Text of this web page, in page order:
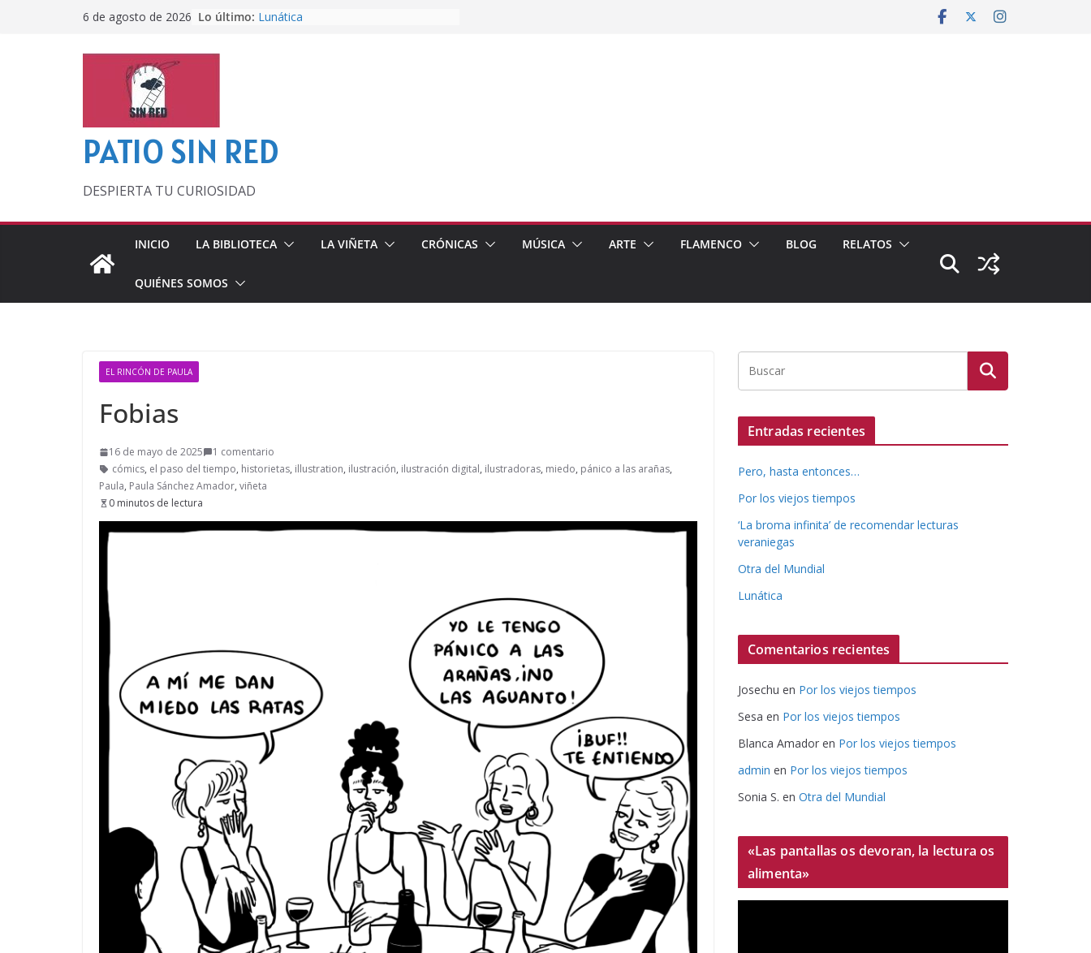
6 de agosto de 2026 Lo último: Lunática
PATIO SIN RED
DESPIERTA TU CURIOSIDAD
INICIO LA BIBLIOTECA LA VIÑETA CRÓNICAS MÚSICA ARTE FLAMENCO BLOG RELATOS
QUIÉNES SOMOS
EL RINCÓN DE PAULA
Fobias
16 de mayo de 2025
1 comentario
cómics, el paso del tiempo, historietas, illustration, ilustración, ilustración digital, ilustradoras, miedo, pánico a las arañas,
Paula, Paula Sánchez Amador, viñeta
0 minutos de lectura
Entradas recientes
Pero, hasta entonces…
Por los viejos tiempos
‘La broma infinita’ de recomendar lecturas
veraniegas
Otra del Mundial
Lunática
Comentarios recientes
Josechu en Por los viejos tiempos
Sesa en Por los viejos tiempos
Blanca Amador en Por los viejos tiempos
admin en Por los viejos tiempos
Sonia S. en Otra del Mundial
«Las pantallas os devoran, la lectura os
alimenta»